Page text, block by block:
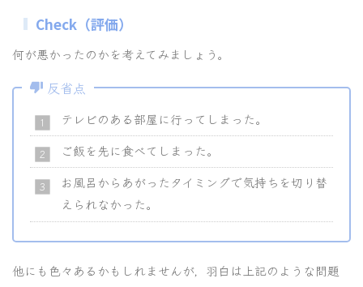
Check（評価）
何が悪かったのかを考えてみましょう。
反省点
テレビのある部屋に行ってしまった。
ご飯を先に食べてしまった。
お風呂からあがったタイミングで気持ちを切り替
えられなかった。
他にも色々あるかもしれませんが，羽白は上記のような問題